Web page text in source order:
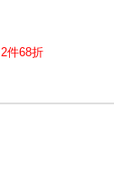
件68折